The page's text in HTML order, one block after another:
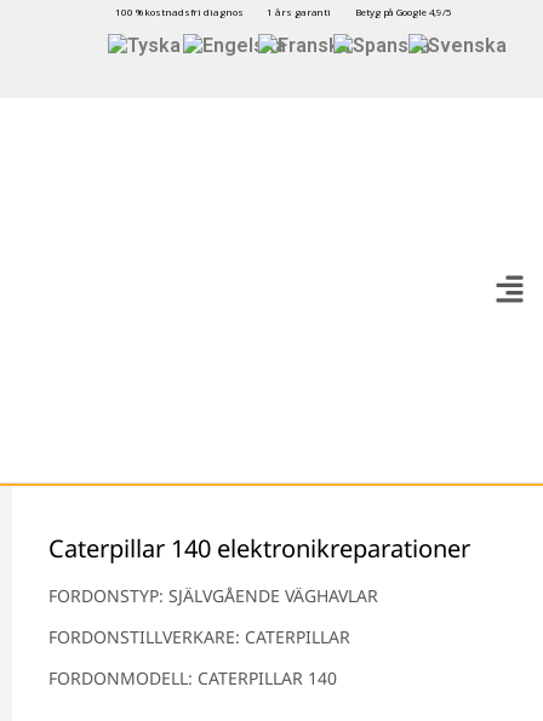
100 % kostnadsfri diagnos 1 års garanti Betyg på Google 4,9/5
Caterpillar 140 elektronikreparationer
FORDONSTYP: SJÄLVGÅENDE VÄGHAVLAR
FORDONSTILLVERKARE: CATERPILLAR
FORDONMODELL: CATERPILLAR 140